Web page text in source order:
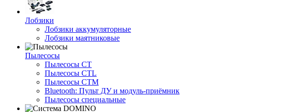
Лобзики
Лобзики аккумуляторные
Лобзики маятниковые
Пылесосы
Пылесосы CT
Пылесосы CTL
Пылесосы CTM
Bluetooth: Пульт ДУ и модуль-приёмник
Пылесосы специальные